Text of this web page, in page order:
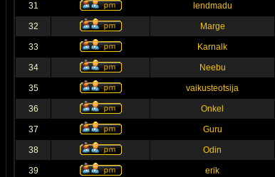
31 lendmadu
32 Marge
33 Karnalk
34 Neebu
35 vaikusteotsija
36 Onkel
37 Guru
38 Odin
39 erik